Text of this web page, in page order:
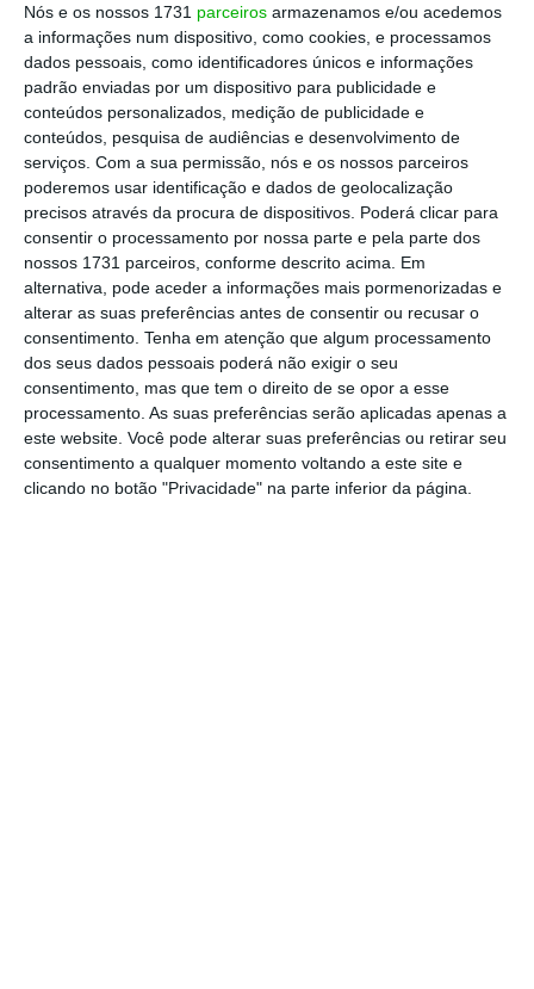
Nós e os nossos 1731 parceiros armazenamos e/ou acedemos
a informações num dispositivo, como cookies, e processamos
dados pessoais, como identificadores únicos e informações
padrão enviadas por um dispositivo para publicidade e
conteúdos personalizados, medição de publicidade e
conteúdos, pesquisa de audiências e desenvolvimento de
serviços. Com a sua permissão, nós e os nossos parceiros
poderemos usar identificação e dados de geolocalização
precisos através da procura de dispositivos. Poderá clicar para
consentir o processamento por nossa parte e pela parte dos
nossos 1731 parceiros, conforme descrito acima. Em
alternativa, pode aceder a informações mais pormenorizadas e
alterar as suas preferências antes de consentir ou recusar o
consentimento. Tenha em atenção que algum processamento
dos seus dados pessoais poderá não exigir o seu
consentimento, mas que tem o direito de se opor a esse
processamento. As suas preferências serão aplicadas apenas a
este website. Você pode alterar suas preferências ou retirar seu
consentimento a qualquer momento voltando a este site e
clicando no botão "Privacidade" na parte inferior da página.